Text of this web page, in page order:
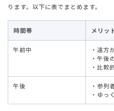
ります。以下に表でまとめます。
時間帯 メリッ
午前中
・遠方
・午後
・比較
午後
・参列
・ゆっ